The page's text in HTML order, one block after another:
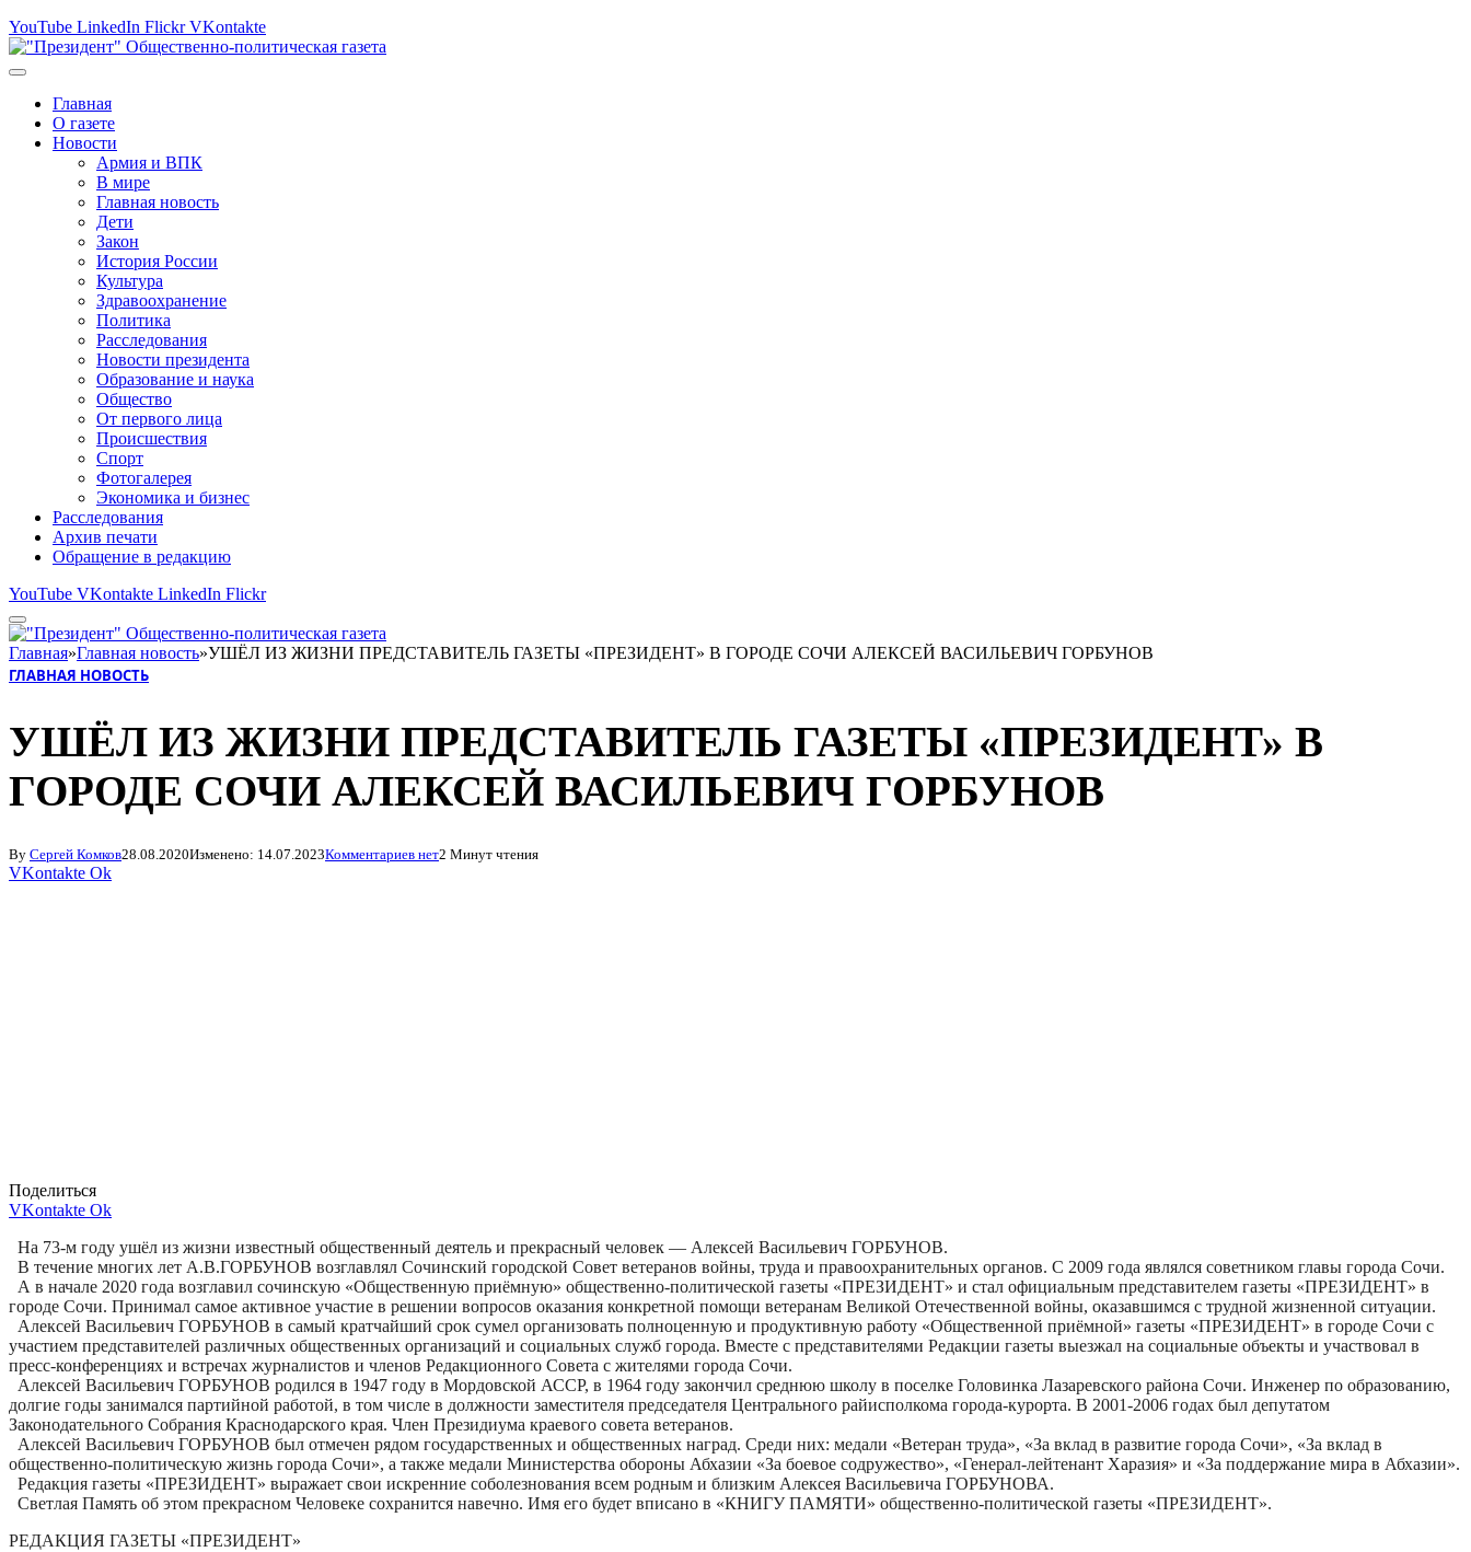
YouTube LinkedIn Flickr VKontakte
Главная
О газете
Новости
Армия и ВПК
В мире
Главная новость
Дети
Закон
История России
Культура
Здравоохранение
Политика
Расследования
Новости президента
Образование и наука
Общество
От первого лица
Происшествия
Спорт
Фотогалерея
Экономика и бизнес
Расследования
Архив печати
Обращение в редакцию
YouTube VKontakte LinkedIn Flickr
Главная»Главная новость»УШЁЛ ИЗ ЖИЗНИ ПРЕДСТАВИТЕЛЬ ГАЗЕТЫ «ПРЕЗИДЕНТ» В ГОРОДЕ СОЧИ АЛЕКСЕЙ ВАСИЛЬЕВИЧ ГОРБУНОВ
ГЛАВНАЯ НОВОСТЬ
УШЁЛ ИЗ ЖИЗНИ ПРЕДСТАВИТЕЛЬ ГАЗЕТЫ «ПРЕЗИДЕНТ» В
ГОРОДЕ СОЧИ АЛЕКСЕЙ ВАСИЛЬЕВИЧ ГОРБУНОВ
By Сергей Комков28.08.2020Изменено: 14.07.2023Комментариев нет2 Минут чтения
VKontakte Ok
Поделиться
VKontakte Ok
На 73-м году ушёл из жизни известный общественный деятель и прекрасный человек — Алексей Васильевич ГОРБУНОВ.
В течение многих лет А.В.ГОРБУНОВ возглавлял Сочинский городской Совет ветеранов войны, труда и правоохранительных органов. С 2009 года являлся советником главы города Сочи.
А в начале 2020 года возглавил сочинскую «Общественную приёмную» общественно-политической газеты «ПРЕЗИДЕНТ» и стал официальным представителем газеты «ПРЕЗИДЕНТ» в
городе Сочи. Принимал самое активное участие в решении вопросов оказания конкретной помощи ветеранам Великой Отечественной войны, оказавшимся с трудной жизненной ситуации.
Алексей Васильевич ГОРБУНОВ в самый кратчайший срок сумел организовать полноценную и продуктивную работу «Общественной приёмной» газеты «ПРЕЗИДЕНТ» в городе Сочи с
участием представителей различных общественных организаций и социальных служб города. Вместе с представителями Редакции газеты выезжал на социальные объекты и участвовал в
пресс-конференциях и встречах журналистов и членов Редакционного Совета с жителями города Сочи.
Алексей Васильевич ГОРБУНОВ родился в 1947 году в Мордовской АССР, в 1964 году закончил среднюю школу в поселке Головинка Лазаревского района Сочи. Инженер по образованию,
долгие годы занимался партийной работой, в том числе в должности заместителя председателя Центрального райисполкома города-курорта. В 2001-2006 годах был депутатом
Законодательного Собрания Краснодарского края. Член Президиума краевого совета ветеранов.
Алексей Васильевич ГОРБУНОВ был отмечен рядом государственных и общественных наград. Среди них: медали «Ветеран труда», «За вклад в развитие города Сочи», «За вклад в
общественно-политическую жизнь города Сочи», а также медали Министерства обороны Абхазии «За боевое содружество», «Генерал-лейтенант Харазия» и «За поддержание мира в Абхазии».
Редакция газеты «ПРЕЗИДЕНТ» выражает свои искренние соболезнования всем родным и близким Алексея Васильевича ГОРБУНОВА.
Светлая Память об этом прекрасном Человеке сохранится навечно. Имя его будет вписано в «КНИГУ ПАМЯТИ» общественно-политической газеты «ПРЕЗИДЕНТ».
РЕДАКЦИЯ ГАЗЕТЫ «ПРЕЗИДЕНТ»